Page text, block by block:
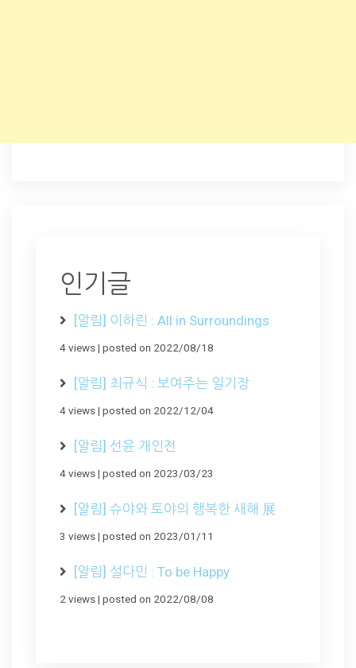
인기글
[알림] 이하린 : All in Surroundings
4 views| posted on 2022/08/18
[알림] 최규식 : 보여주는 일기장
4 views| posted on 2022/12/04
[알림] 선윤 개인전
4 views| posted on 2023/03/23
[알림] 슈야와 토야의 행복한 새해 展
3 views| posted on 2023/01/11
[알림] 설다민 : To be Happy
2 views| posted on 2022/08/08